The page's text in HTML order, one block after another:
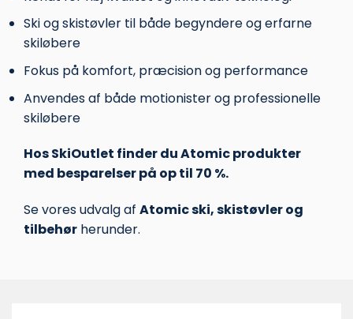
Ski og skistøvler til både begyndere og erfarne
skiløbere
Fokus på komfort, præcision og performance
Anvendes af både motionister og professionelle
skiløbere
Hos SkiOutlet finder du Atomic produkter
med besparelser på op til 70 %.
Se vores udvalg af Atomic ski, skistøvler og
tilbehør herunder.